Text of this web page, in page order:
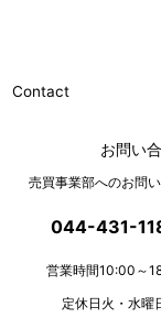
Contact
お問い
売買事業部へのお問
044-431-
営業時間10:00～
定休日火・水曜